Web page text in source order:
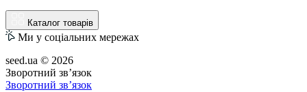
Каталог товарів
Ми у соціальних мережах
seed.ua © 2026
Зворотний зв’язок
Зворотний зв’язок